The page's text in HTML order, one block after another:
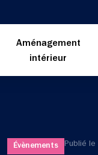
Aménagement
intérieur
Évènements Publié le